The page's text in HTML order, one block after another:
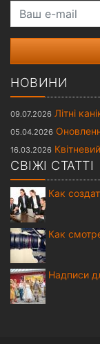
Ваш e-mail
НОВИНИ
09.07.2026 Літні
05.04.2026
16.03.2026
СВІЖІ СТАТТІ
Как
Как
Надписи